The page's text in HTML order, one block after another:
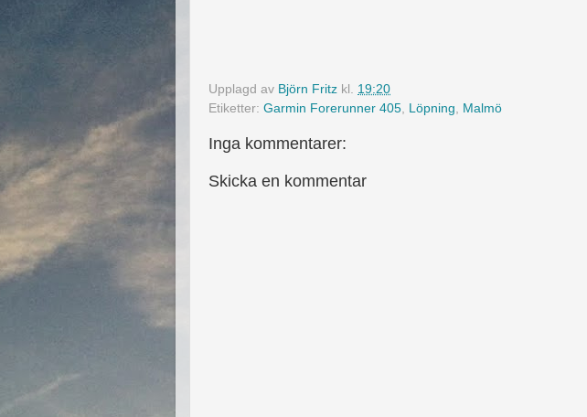
Upplagd av Björn Fritz kl. 19:20
Etiketter: Garmin Forerunner 405 Löpning Malmö
Inga kommentarer:
Skicka en kommentar